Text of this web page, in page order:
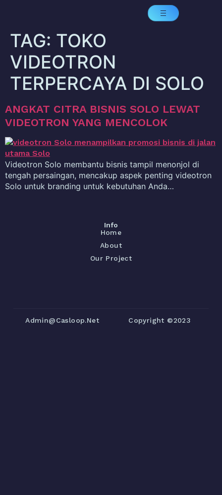
TAG: TOKO
VIDEOTRON
TERPERCAYA DI SOLO
ANGKAT CITRA BISNIS SOLO LEWAT
VIDEOTRON YANG MENCOLOK
Videotron Solo membantu bisnis tampil menonjol di
tengah persaingan, mencakup aspek penting videotron
Solo untuk branding untuk kebutuhan Anda…
Info
Home
About
Our Project
Admin@casloop.net Copyright ©2023